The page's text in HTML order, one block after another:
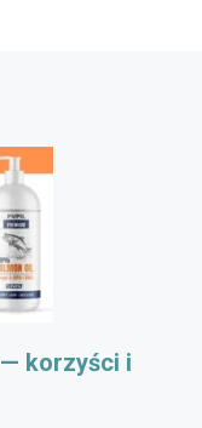
— korzyści i